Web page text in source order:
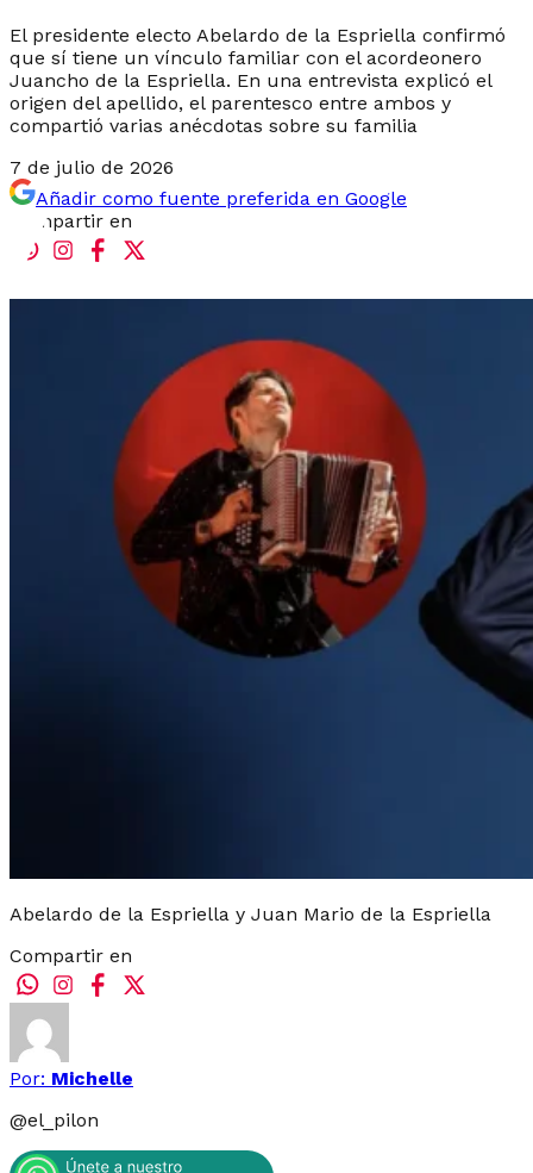
El presidente electo Abelardo de la Espriella confirmó
que sí tiene un vínculo familiar con el acordeonero
Juancho de la Espriella. En una entrevista explicó el
origen del apellido, el parentesco entre ambos y
compartió varias anécdotas sobre su familia
7 de julio de 2026
Añadir como fuente preferida en Google
Compartir en
Abelardo de la Espriella y Juan Mario de la Espriella
Compartir en
Por: Michelle
@el_pilon